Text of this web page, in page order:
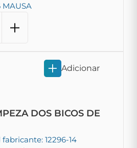
MAUSA
DOS BICOS DE
fabricante: 12296-14
Adicionar